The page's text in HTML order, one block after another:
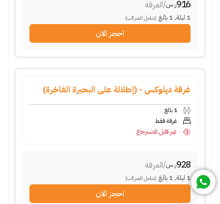
916ر.س/الغرفة
1 ليلة,
1 بالغ (شامل الضرائب)
احجز الان
غرفة ديلوكس - (إطلالة على البحيرة الفاخرة)
1 بالغ
غرفة فقط
غير قابل للاسترجاع
928ر.س/الغرفة
1 ليلة,
1 بالغ (شامل الضرائب)
احجز الان